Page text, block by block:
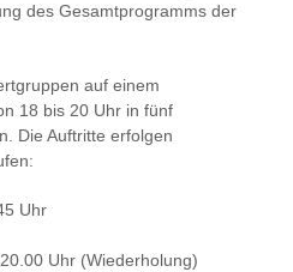
des Gesamtprogramms der
auf einem
18 bis 20 Uhr in fünf
Die Auftritte erfolgen
Uhr
Uhr (Wiederholung)